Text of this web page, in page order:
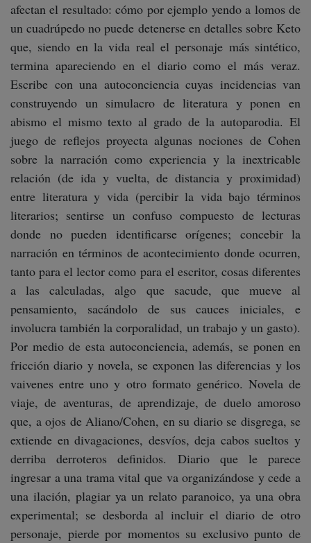
afectan el resultado: cómo por ejemplo yendo a lomos de
un cuadrúpedo no puede detenerse en detalles sobre Keto
que, siendo en la vida real el personaje más sintético,
termina apareciendo en el diario como el más veraz.
Escribe con una autoconciencia cuyas incidencias van
construyendo un simulacro de literatura y ponen en
abismo el mismo texto al grado de la autoparodia. El
juego de reflejos proyecta algunas nociones de Cohen
sobre la narración como experiencia y la inextricable
relación (de ida y vuelta, de distancia y proximidad)
entre literatura y vida (percibir la vida bajo términos
literarios; sentirse un confuso compuesto de lecturas
donde no pueden identificarse orígenes; concebir la
narración en términos de acontecimiento donde ocurren,
tanto para el lector como para el escritor, cosas diferentes
a las calculadas, algo que sacude, que mueve al
pensamiento, sacándolo de sus cauces iniciales, e
involucra también la corporalidad, un trabajo y un gasto).
Por medio de esta autoconciencia, además, se ponen en
fricción diario y novela, se exponen las diferencias y los
vaivenes entre uno y otro formato genérico. Novela de
viaje, de aventuras, de aprendizaje, de duelo amoroso
que, a ojos de Aliano/Cohen, en su diario se disgrega, se
extiende en divagaciones, desvíos, deja cabos sueltos y
derriba derroteros definidos. Diario que le parece
ingresar a una trama vital que va organizándose y cede a
una ilación, plagiar ya un relato paranoico, ya una obra
experimental; se desborda al incluir el diario de otro
personaje, pierde por momentos su exclusivo punto de